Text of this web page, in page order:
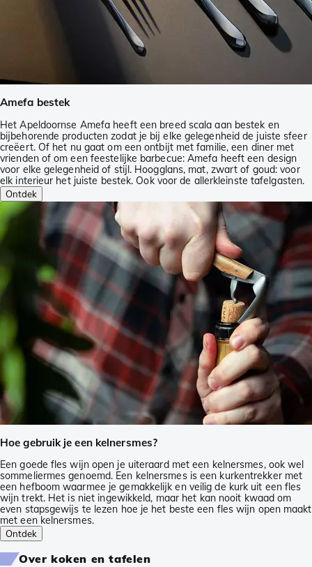
Amefa bestek
Het Apeldoornse Amefa heeft een breed scala aan bestek en
bijbehorende producten zodat je bij elke gelegenheid de juiste sfeer
creëert. Of het nu gaat om een ontbijt met familie, een diner met
vrienden of om een feestelijke barbecue: Amefa heeft een design
voor elke gelegenheid of stijl. Hoogglans, mat, zwart of goud: voor
elk interieur het juiste bestek. Ook voor de allerkleinste tafelgasten.
Ontdek
Hoe gebruik je een kelnersmes?
Een goede fles wijn open je uiteraard met een kelnersmes, ook wel
sommeliermes genoemd. Een kelnersmes is een kurkentrekker met
een hefboom waarmee je gemakkelijk en veilig de kurk uit een fles
wijn trekt. Het is niet ingewikkeld, maar het kan nooit kwaad om
even stapsgewijs te lezen hoe je het beste een fles wijn open maakt
met een kelnersmes.
Ontdek
Over koken en tafelen